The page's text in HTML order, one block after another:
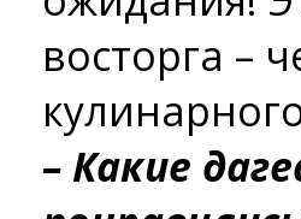
восторга –
– Какие